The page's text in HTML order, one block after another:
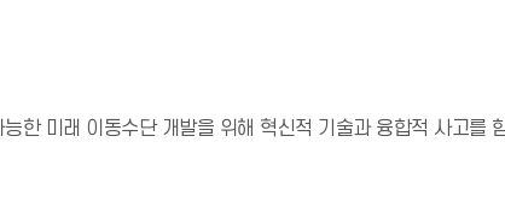
한 미래 이동수단 개발을 위해 혁신적 기술과 융합적 사고